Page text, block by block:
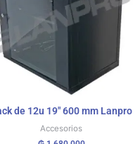
de 12u 19″ 600 mm Lanpro
Accesorios